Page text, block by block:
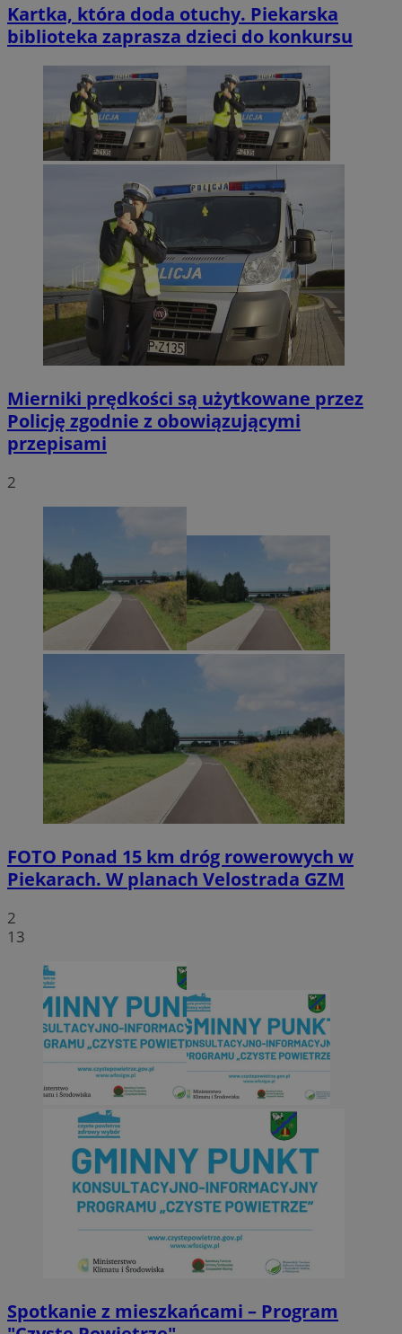
Kartka, która doda otuchy. Piekarska
biblioteka zaprasza dzieci do konkursu
Mierniki prędkości są użytkowane przez
Policję zgodnie z obowiązującymi
przepisami
2
FOTO Ponad 15 km dróg rowerowych w
Piekarach. W planach Velostrada GZM
2
13
Spotkanie z mieszkańcami – Program